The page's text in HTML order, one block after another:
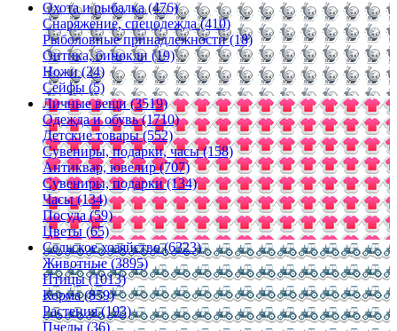
Охота и рыбалка (476)
Снаряжение, спецодежда (410)
Рыболовные принадлежности (18)
Оптика, бинокли (19)
Ножи (24)
Сейфы (5)
Личные вещи (3519)
Одежда и обувь (1710)
Детские товары (552)
Сувениры, подарки, часы (158)
Антиквар, ювелир (707)
Сувениры, подарки (134)
Часы (134)
Посуда (59)
Цветы (65)
Сельское хозяйство (6323)
Животные (3895)
Птицы (1013)
Корма (859)
Растения (193)
Пчелы (36)